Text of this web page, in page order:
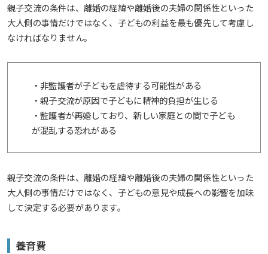
親子交流の条件は、離婚の経緯や離婚後の夫婦の関係性といった
大人側の事情だけではなく、子どもの利益を最も優先して考慮し
なければなりません。
・非監護者が子どもを虐待する可能性がある
・親子交流が原因で子どもに精神的負担が生じる
・監護者が再婚しており、新しい家庭との間で子ども
が混乱する恐れがある
親子交流の条件は、離婚の経緯や離婚後の夫婦の関係性といった
大人側の事情だけではなく、子どもの意見や成長への影響を加味
して決定する必要があります。
養育費